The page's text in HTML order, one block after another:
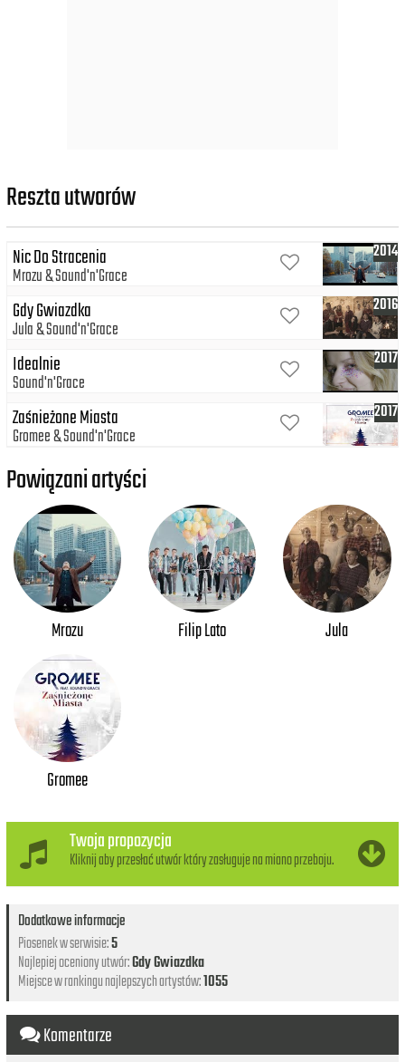
Reszta utworów
2014
Nic Do Stracenia
Mrozu Sound'n'Grace
2016
Gdy Gwiazdka
Jula Sound'n'Grace
2017
Idealnie
Sound'n'Grace
2017
Zaśnieżone Miasta
Gromee Sound'n'Grace
Powiązani artyści
Mrozu Filip Lato Jula
Gromee
Twoja propozycja
Kliknij aby przesłać utwór który zasługuje na miano przeboju.
Dodatkowe informacje
Piosenek w serwisie:5
Najlepiej oceniony utwór:Gdy Gwiazdka
Miejsce w rankingu najlepszych artystów:1055
Komentarze